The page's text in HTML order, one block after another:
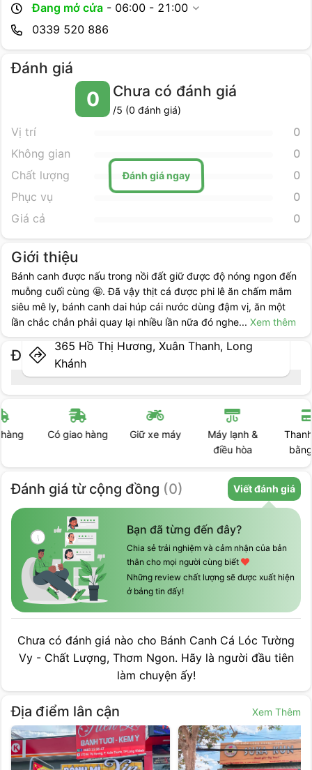
Đánh giá
0 Chưa có đánh giá
/5 (0 đánh giá)
Đánh giá ngay
Vị trí
0
Không gian
0
Chất lượng
0
Phục vụ
0
Giá cả
0
Đang mở cửa - 06:00 - 21:00
0339 520 886
Giới thiệu
Bánh canh được nấu trong nồi đất giữ được độ nóng ngon đến
muỗng cuối cùng 🤩. Đã vậy thịt cá được phi lê ăn chấm mắm
siêu mê ly, bánh canh dai húp cái nước dùng đậm vị, ăn một
lần chắc chắn phải quay lại nhiều lần nữa đó nghe... Xem thêm
Địa điểm cụ thể
365 Hồ Thị Hương, Xuân Thanh, Long
Khánh
Máy lạnh &
điều hòa
Thanh toán
bằng thẻ
Có giao hàng Giữ xe máy
Đánh giá từ cộng đồng (0) Viết đánh giá
Bạn đã từng đến đây?
Chia sẻ trải nghiệm và cảm nhận của bản
thân cho mọi người cùng biết
Những review chất lượng sẽ được xuất hiện
ở bảng tin đấy!
Chưa có đánh giá nào cho Bánh Canh Cá Lóc Tường
Vy - Chất Lượng, Thơm Ngon. Hãy là người đầu tiên
làm chuyện ấy!
Địa điểm lân cận Xem Thêm